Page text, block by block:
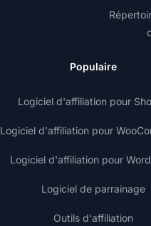
Populaire
Logiciel d'affiliation pour
Logiciel d'affiliation pour
Logiciel d'affiliation pour
Logiciel de parrainage
Outils d'affiliation